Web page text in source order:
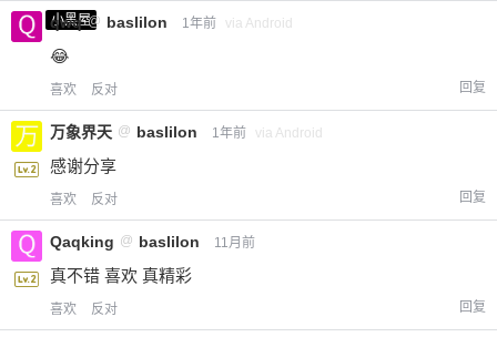
小黑屋
qwq @ baslilon 1年前 via Android
😂
喜欢 反对 回复
万象界天 @ baslilon 1年前 via Android
感谢分享
喜欢 反对 回复
Qaqking @ baslilon 11月前
真不错 喜欢 真精彩
喜欢 反对 回复